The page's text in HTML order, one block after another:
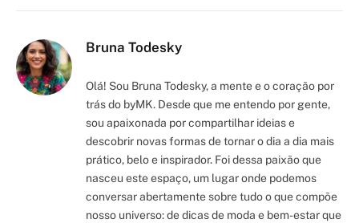
Bruna Todesky
Olá! Sou Bruna Todesky, a mente e o coração por
trás do byMK. Desde que me entendo por gente,
sou apaixonada por compartilhar ideias e
descobrir novas formas de tornar o dia a dia mais
prático, belo e inspirador. Foi dessa paixão que
nasceu este espaço, um lugar onde podemos
conversar abertamente sobre tudo o que compõe
nosso universo: de dicas de moda e bem-estar que